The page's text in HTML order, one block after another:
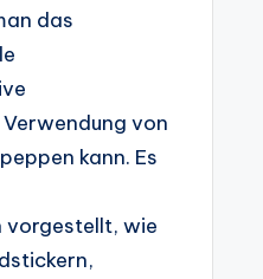
das
von
kann. Es
vorgestellt, wie